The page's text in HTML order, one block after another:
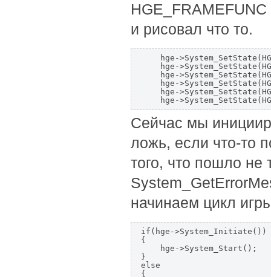
и рисовал что то.
hge-
hge-
hge-
hge-
hge-
Сейчас мы
ложь, если что-то
того, что пошло не
начинаем цикл
if(hge->System_Initiate())
{
    hge->System_Start();
}
else
{